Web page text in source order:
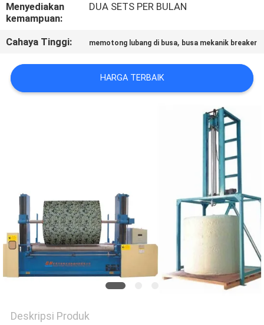
SITEMAP
KEBIJAKAN
PRIVASI
Menyediakan
kemampuan:
DUA SETS PER BULAN
Cahaya Tinggi: memotong lubang di busa, busa mekanik breaker
HARGA TERBAIK
Deskripsi Produk